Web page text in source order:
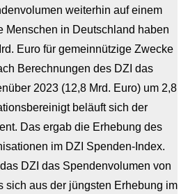
weiterhin auf einem
Menschen in Deutschland haben
Euro für gemeinnützige Zwecke
Berechnungen des DZI das
2023 (12,8 Mrd. Euro) um 2,8
beläuft sich der
Das ergab die Erhebung des
im DZI Spenden-Index.
DZI das Spendenvolumen von
sich aus der jüngsten Erhebung im